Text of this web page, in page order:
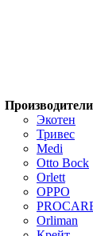
Производители
Экотен
Тривес
Medi
Otto Bock
Orlett
OPPO
Orliman